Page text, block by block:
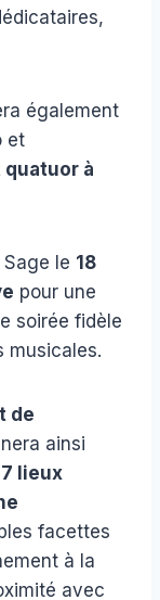
également
et
à
le 18
pour une
soirée fidèle
musicales.
de
ainsi
lieux
facettes
à la
avec